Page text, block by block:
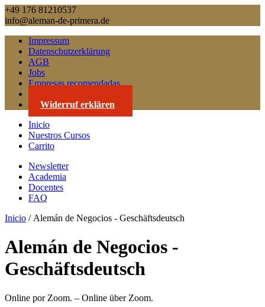
+49 176 81210537
info@aleman-de-primera.de
Impressum
Datenschutzerklärung
AGB
Jobs
Empresas recomendadas
Widerruf erklären
Inicio
Nuestros Cursos
Carrito
Newsletter
Academia
Docentes
FAQ
Inicio / Alemán de Negocios - Geschäftsdeutsch
Alemán de Negocios -
Geschäftsdeutsch
Online por Zoom. – Online über Zoom.